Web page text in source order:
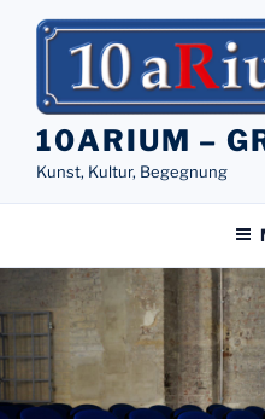
Inhalt
10ARIUM –
Kunst, Kultur, Begegnung